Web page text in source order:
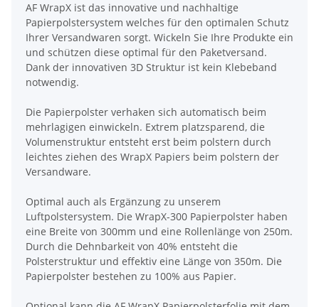
AF WrapX ist das innovative und nachhaltige
Papierpolstersystem welches für den optimalen Schutz
Ihrer Versandwaren sorgt. Wickeln Sie Ihre Produkte ein
und schützen diese optimal für den Paketversand.
Dank der innovativen 3D Struktur ist kein Klebeband
notwendig.
Die Papierpolster verhaken sich automatisch beim
mehrlagigen einwickeln. Extrem platzsparend, die
Volumenstruktur entsteht erst beim polstern durch
leichtes ziehen des WrapX Papiers beim polstern der
Versandware.
Optimal auch als Ergänzung zu unserem
Luftpolstersystem. Die WrapX-300 Papierpolster haben
eine Breite von 300mm und eine Rollenlänge von 250m.
Durch die Dehnbarkeit von 40% entsteht die
Polsterstruktur und effektiv eine Länge von 350m. Die
Papierpolster bestehen zu 100% aus Papier.